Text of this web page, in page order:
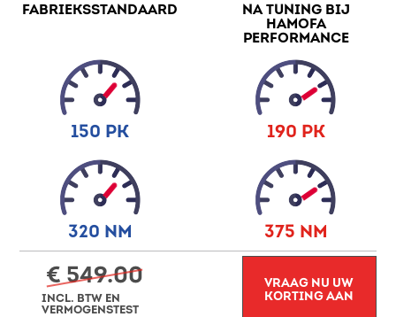
FABRIEKSSTANDAARD
NA TUNING BIJ
HAMOFA
PERFORMANCE
150 PK
320 NM
190 PK
375 NM
€ 549.00
INCL. BTW EN
VERMOGENSTEST
VRAAG NU UW
KORTING AAN